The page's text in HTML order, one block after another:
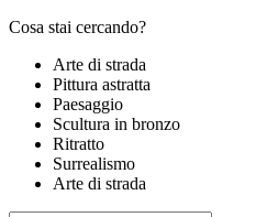
Cosa stai cercando?
Arte di strada
Pittura astratta
Paesaggio
Scultura in bronzo
Ritratto
Surrealismo
Arte di strada